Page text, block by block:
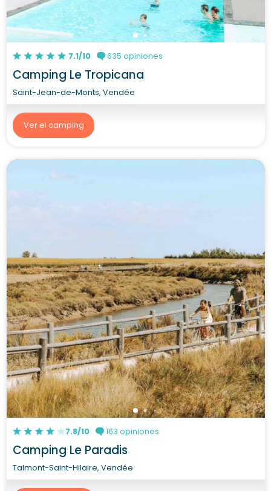
7.1/10 635 opiniones
Camping Le Tropicana
Saint-Jean-de-Monts, Vendée
Ver el camping
7.8/10 163 opiniones
Camping Le Paradis
Talmont-Saint-Hilaire, Vendée